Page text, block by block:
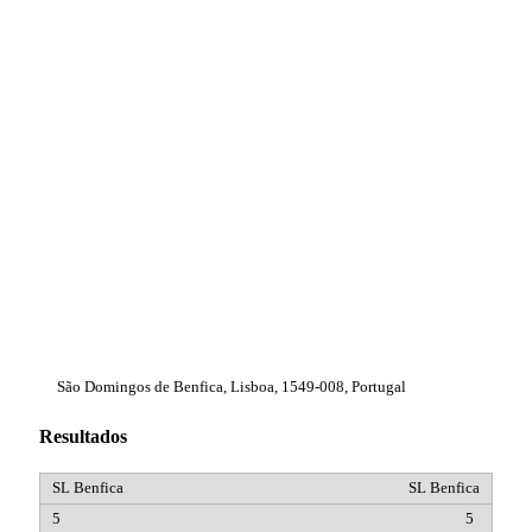
São Domingos de Benfica, Lisboa, 1549-008, Portugal
Resultados
SL Benfica
5